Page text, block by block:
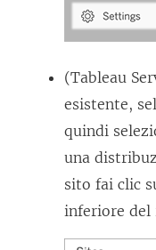
(Tableau
esistente,
quindi
una
sito fai clic
inferiore del